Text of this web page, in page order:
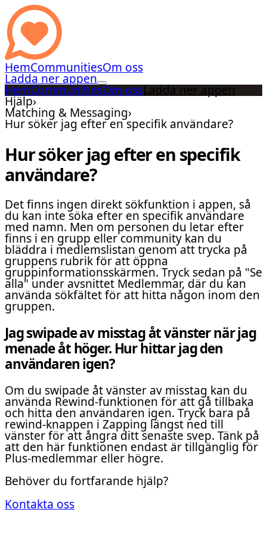
HemCommunitiesOm oss
Ladda ner appen
HemCommunitiesOm ossLadda ner appen
Hjälp›
Matching & Messaging›
Hur söker jag efter en specifik användare?
Hur söker jag efter en specifik
användare?
Det finns ingen direkt sökfunktion i appen, så
du kan inte söka efter en specifik användare
med namn. Men om personen du letar efter
finns i en grupp eller community kan du
bläddra i medlemslistan genom att trycka på
gruppens rubrik för att öppna
gruppinformationsskärmen. Tryck sedan på "Se
alla" under avsnittet Medlemmar, där du kan
använda sökfältet för att hitta någon inom den
gruppen.
Jag swipade av misstag åt vänster när jag
menade åt höger. Hur hittar jag den
användaren igen?
Om du swipade åt vänster av misstag kan du
använda Rewind-funktionen för att gå tillbaka
och hitta den användaren igen. Tryck bara på
rewind-knappen i Zapping längst ned till
vänster för att ångra ditt senaste svep. Tänk på
att den här funktionen endast är tillgänglig för
Plus-medlemmar eller högre.
Behöver du fortfarande hjälp?
Kontakta oss